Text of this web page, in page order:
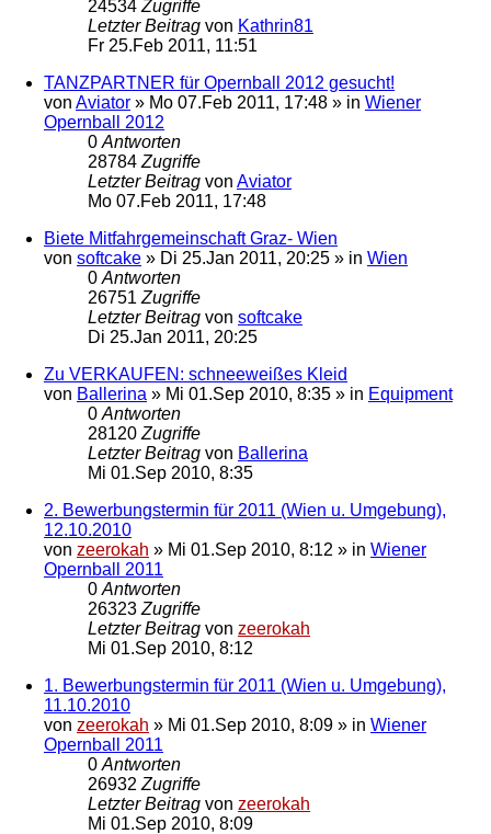
24534 Zugriffe
Letzter Beitrag von Kathrin81
Fr 25.Feb 2011, 11:51
TANZPARTNER für Opernball 2012 gesucht!
von Aviator » Mo 07.Feb 2011, 17:48 » in Wiener
Opernball 2012
0 Antworten
28784 Zugriffe
Letzter Beitrag von Aviator
Mo 07.Feb 2011, 17:48
Biete Mitfahrgemeinschaft Graz- Wien
von softcake » Di 25.Jan 2011, 20:25 » in Wien
0 Antworten
26751 Zugriffe
Letzter Beitrag von softcake
Di 25.Jan 2011, 20:25
Zu VERKAUFEN: schneeweißes Kleid
von Ballerina » Mi 01.Sep 2010, 8:35 » in Equipment
0 Antworten
28120 Zugriffe
Letzter Beitrag von Ballerina
Mi 01.Sep 2010, 8:35
2. Bewerbungstermin für 2011 (Wien u. Umgebung),
12.10.2010
von zeerokah » Mi 01.Sep 2010, 8:12 » in Wiener
Opernball 2011
0 Antworten
26323 Zugriffe
Letzter Beitrag von zeerokah
Mi 01.Sep 2010, 8:12
1. Bewerbungstermin für 2011 (Wien u. Umgebung),
11.10.2010
von zeerokah » Mi 01.Sep 2010, 8:09 » in Wiener
Opernball 2011
0 Antworten
26932 Zugriffe
Letzter Beitrag von zeerokah
Mi 01.Sep 2010, 8:09